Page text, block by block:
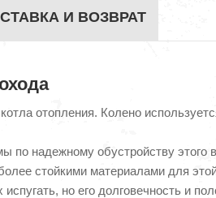
И ВОЗВРАТ
отопления. Колено
надежному обустройству этого
стойкими материалами для
но его долговечность и